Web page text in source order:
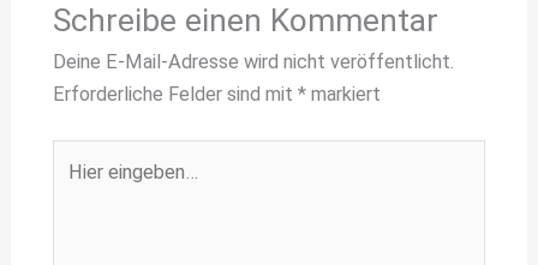
Schreibe einen Kommentar
Deine E-Mail-Adresse wird nicht veröffentlicht.
Erforderliche Felder sind mit *markiert
eingeben…